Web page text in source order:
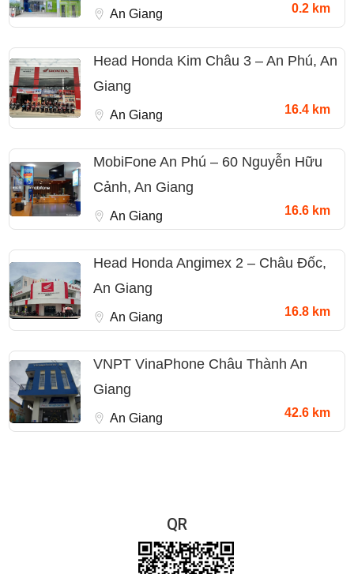
An Giang 0.2 km
Head Honda Kim Châu 3 – An Phú, An
Giang
An Giang 16.4 km
MobiFone An Phú – 60 Nguyễn Hữu
Cảnh, An Giang
An Giang 16.6 km
Head Honda Angimex 2 – Châu Đốc,
An Giang
An Giang 16.8 km
VNPT VinaPhone Châu Thành An
Giang
An Giang 42.6 km
QR